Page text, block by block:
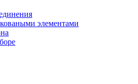
элементами